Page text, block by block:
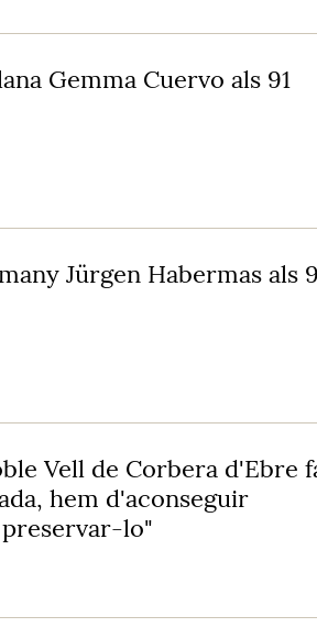
Gemma Cuervo als 91
Jürgen Habermas als
Vell de Corbera d'Ebre
hem d'aconseguir
lo"